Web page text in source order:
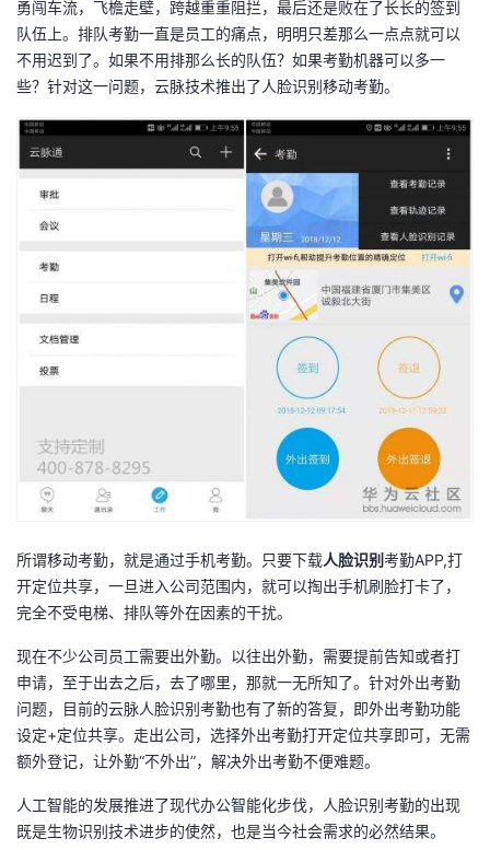
我
的
课
程
我
的
认
证
我
的
实
验
我
的
收
的
技
术
支
我
的
云
声
议
勇闯车流，飞檐走壁，跨越重重阻拦，最后还是败在了长长的签到
队伍上。排队考勤一直是员工的痛点，明明只差那么一点点就可以
不用迟到了。如果不用排那么长的队伍？如果考勤机器可以多一
些？针对这一问题，云脉技术推出了人脸识别移动考勤。
所谓移动考勤，就是通过手机考勤。只要下载人脸识别考勤APP,打
开定位共享，一旦进入公司范围内，就可以掏出手机刷脸打卡了，
完全不受电梯、排队等外在因素的干扰。
现在不少公司员工需要出外勤。以往出外勤，需要提前告知或者打
申请，至于出去之后，去了哪里，那就一无所知了。针对外出考勤
问题，目前的云脉人脸识别考勤也有了新的答复，即外出考勤功能
设定+定位共享。走出公司，选择外出考勤打开定位共享即可，无需
额外登记，让外勤“不外出”，解决外出考勤不便难题。
人工智能的发展推进了现代办公智能化步伐，人脸识别考勤的出现
既是生物识别技术进步的使然，也是当今社会需求的必然结果。